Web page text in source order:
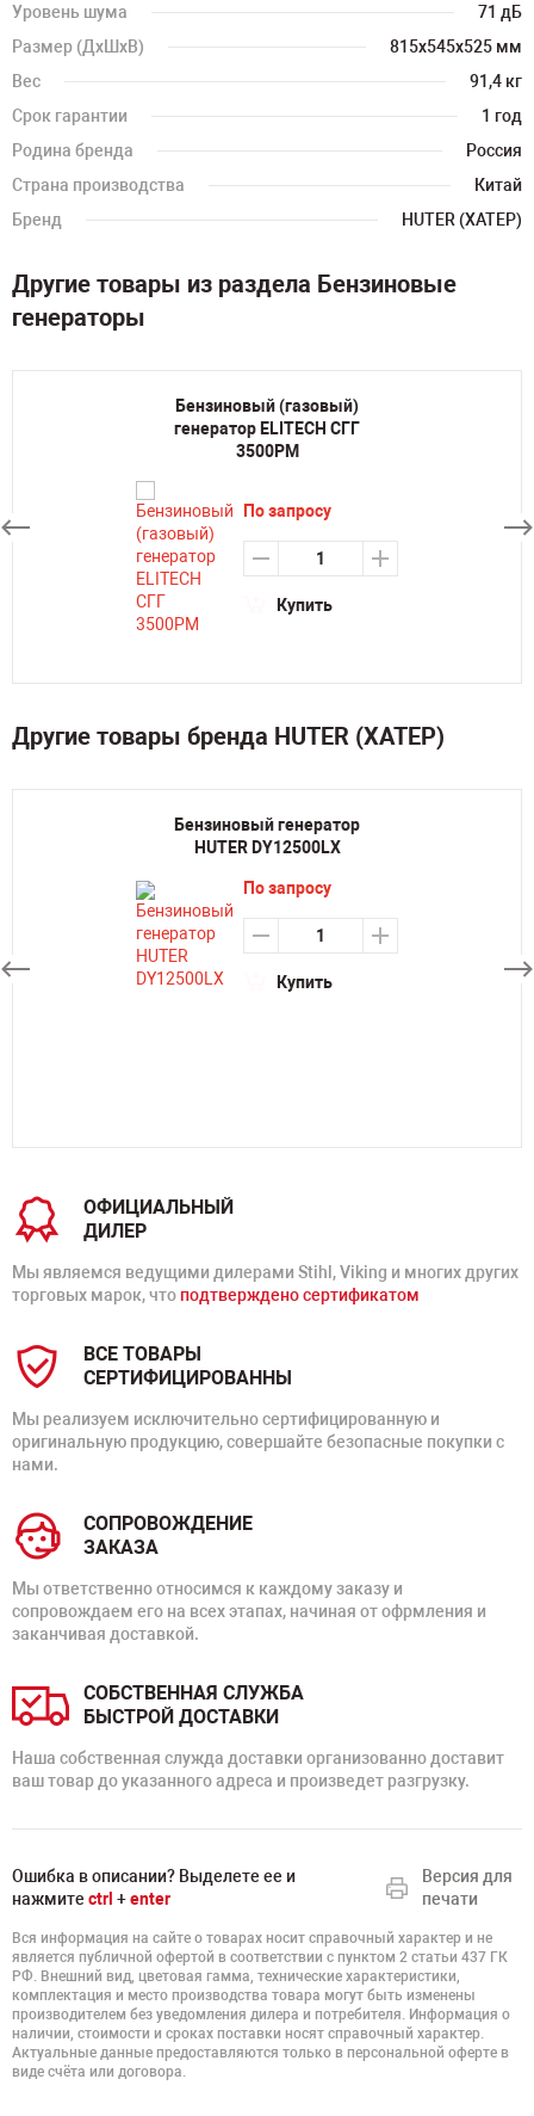
Уровень шума
71 дБ
Размер (ДхШхВ)
815х545х525 мм
Вес
91,4 кг
Срок гарантии
1 год
Родина бренда
Россия
Страна производства
Китай
Бренд
HUTER (ХАТЕР)
Другие товары из раздела Бензиновые
генераторы
Бензиновый (газовый)
генератор ELITECH СГГ
3500РМ
По запросу
Купить
Другие товары бренда HUTER (ХАТЕР)
Бензиновый генератор
HUTER DY12500LX
По запросу
Купить
ОФИЦИАЛЬНЫЙ
ДИЛЕР
Мы являемся ведущими дилерами Stihl, Viking и многих других
торговых марок, что подтверждено сертификатом
ВСЕ ТОВАРЫ
СЕРТИФИЦИРОВАННЫ
Мы реализуем исключительно сертифицированную и
оригинальную продукцию, совершайте безопасные покупки с
нами.
СОПРОВОЖДЕНИЕ
ЗАКАЗА
Мы ответственно относимся к каждому заказу и
сопровождаем его на всех этапах, начиная от офрмления и
заканчивая доставкой.
СОБСТВЕННАЯ СЛУЖБА
БЫСТРОЙ ДОСТАВКИ
Наша собственная служда доставки организованно доставит
ваш товар до указанного адреса и произведет разгрузку.
Ошибка в описании? Выделете ее и
нажмите ctrl +enter
Версия для
печати
Вся информация на сайте о товарах носит справочный характер и не
является публичной офертой в соответствии с пунктом 2 статьи 437 ГК
РФ. Внешний вид, цветовая гамма, технические характеристики,
комплектация и место производства товара могут быть изменены
производителем без уведомления дилера и потребителя. Информация о
наличии, стоимости и сроках поставки носят справочный характер.
Актуальные данные предоставляются только в персональной оферте в
виде счёта или договора.